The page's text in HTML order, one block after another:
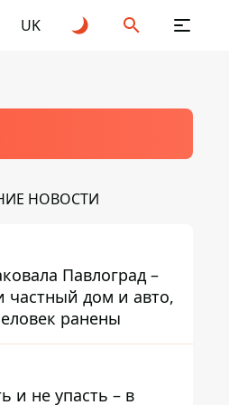
UK
НОВОСТИ
Павлоград –
частный дом и авто,
ранены
и не упасть – в